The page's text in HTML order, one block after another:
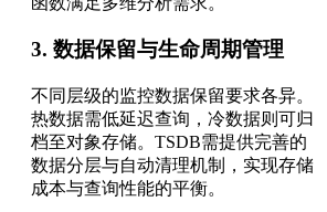
3. 数据保留与生命周期管理
不同层级的监控数据保留要求各异。
热数据需低延迟查询，冷数据则可归
档至对象存储。TSDB需提供完善的
数据分层与自动清理机制，实现存储
成本与查询性能的平衡。